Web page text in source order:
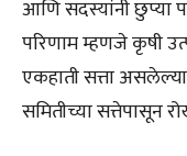
आणि सदस्यांनी छुप्या
परिणाम म्हणजे कृषी
एकहाती सत्ता
समितीच्या